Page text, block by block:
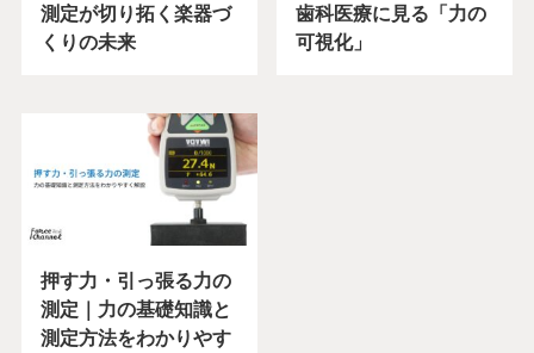
測定が切り拓く楽器づ
くりの未来
歯科医療に見る「力の
可視化」
押す力・引っ張る力の
測定｜力の基礎知識と
測定方法をわかりやす